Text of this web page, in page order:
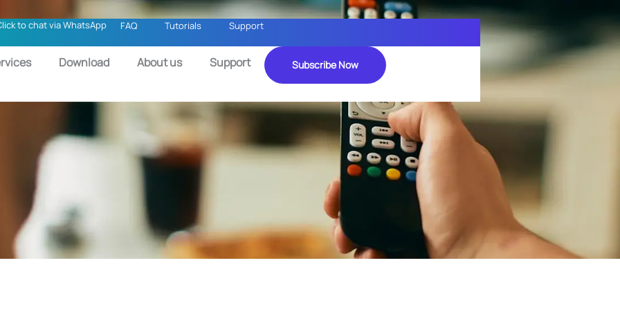
to chat via WhatsApp FAQ Tutorials Support
Download About us Support Subscribe Now